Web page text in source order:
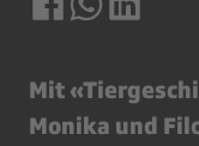
Mit
Monika und